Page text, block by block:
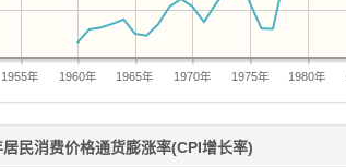
1955年 1960年 1965年 1970年 1975年 1980年
民消费价格通货膨涨率(CPI增长率)